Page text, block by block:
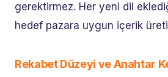
gerektirmez. Her yeni dil
hedef pazara uygun içerik
Rekabet Düzeyi ve Anahtar